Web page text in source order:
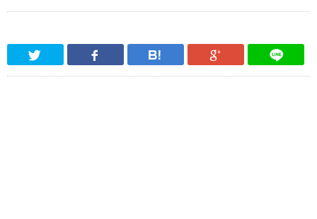
Twitter Facebook はてなブックマーク
Google